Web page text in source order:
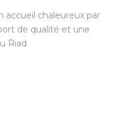
accueil chaleureux par
de qualité et une
Riad